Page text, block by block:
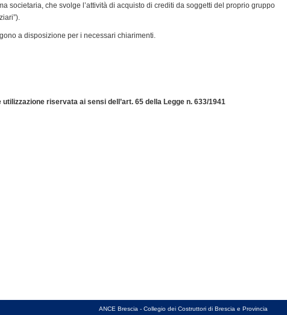
societaria, che svolge l’attività di acquisto di crediti da soggetti del proprio gruppo
a disposizione per i necessari chiarimenti.
riservata ai sensi dell’art. 65 della Legge n. 633/1941
ANCE Brescia - Collegio dei Costruttori di Brescia e Provincia